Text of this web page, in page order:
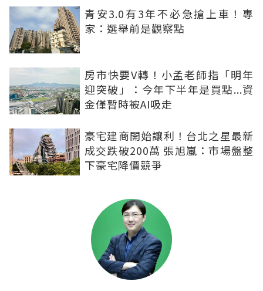
青安3.0有3年不必急搶上車！專
家：選舉前是觀察點
房市快要V轉！小孟老師指「明年
迎突破」：今年下半年是買點...資
金僅暫時被AI吸走
豪宅建商開始讓利！台北之星最新
成交跌破200萬 張旭嵐：市場盤整
下豪宅降價競爭